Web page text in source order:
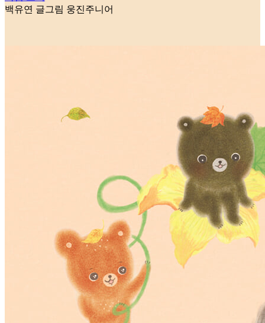
백유연 글그림 웅진주니어